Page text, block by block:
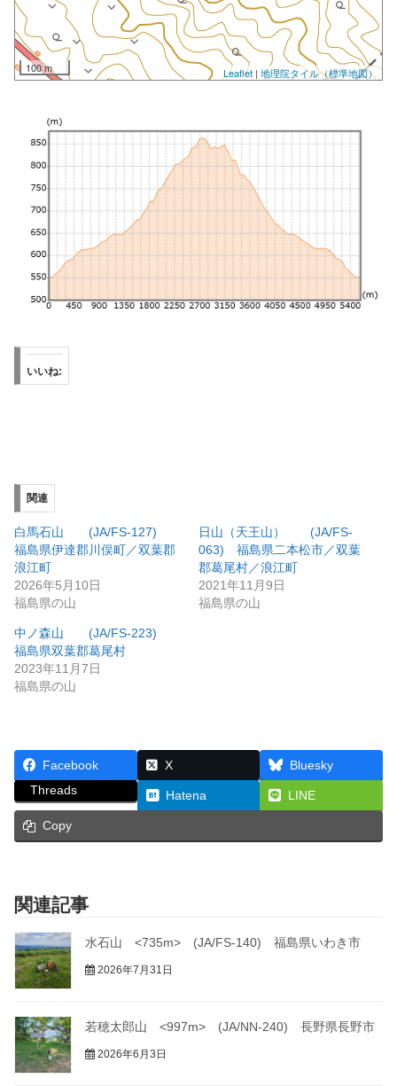
いいね:
関連
白馬石山 (JA/FS-127)
福島県伊達郡川俣町／双葉郡
浪江町
2026年5月10日
福島県の山
日山（天王山） (JA/FS-
063) 福島県二本松市／双葉
郡葛尾村／浪江町
2021年11月9日
福島県の山
中ノ森山 (JA/FS-223)
福島県双葉郡葛尾村
2023年11月7日
福島県の山
Facebook X
Bluesky
Threads
Hatena LINE
Copy
関連記事
水石山 <735m> (JA/FS-140) 福島県いわき市
2026年7月31日
若穂太郎山 <997m> (JA/NN-240) 長野県長野市
2026年6月3日